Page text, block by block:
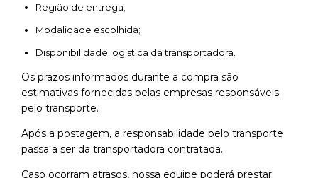
Região de entrega;
Modalidade escolhida;
Disponibilidade logística da transportadora.
Os prazos informados durante a compra são
estimativas fornecidas pelas empresas responsáveis
pelo transporte.
Após a postagem, a responsabilidade pelo transporte
passa a ser da transportadora contratada.
Caso ocorram atrasos, nossa equipe poderá prestar